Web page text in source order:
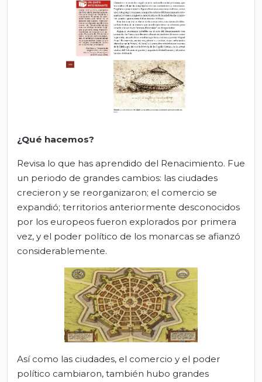
¿Qué hacemos?
Revisa lo que has aprendido del Renacimiento. Fue
un periodo de grandes cambios: las ciudades
crecieron y se reorganizaron; el comercio se
expandió; territorios anteriormente desconocidos
por los europeos fueron explorados por primera
vez, y el poder político de los monarcas se afianzó
considerablemente.
Así como las ciudades, el comercio y el poder
político cambiaron, también hubo grandes